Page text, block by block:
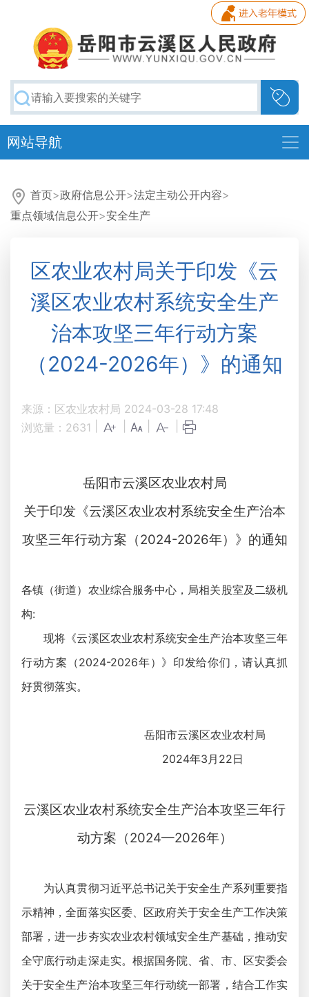
网站导航
首页>政府信息公开>法定主动公开内容>
重点领域信息公开>安全生产
区农业农村局关于印发《云
溪区农业农村系统安全生产
治本攻坚三年行动方案
（2024-2026年）》的通知
来源：区农业农村局 2024-03-28 17:48
浏览量： 2631
岳阳市云溪区农业农村局
关于印发《云溪区农业农村系统安全生产治本
攻坚三年行动方案（2024-2026年）》的通知
各镇（街道）农业综合服务中心，局相关股室及二级机
构:
现将《云溪区农业农村系统安全生产治本攻坚三年
行动方案（2024-2026年）》印发给你们，请认真抓
好贯彻落实。
岳阳市云溪区农业农村局
2024年3月22日
云溪区农业农村系统安全生产治本攻坚三年行
动方案（2024—2026年）
为认真贯彻习近平总书记关于安全生产系列重要指
示精神，全面落实区委、区政府关于安全生产工作决策
部署，进一步夯实农业农村领域安全生产基础，推动安
全守底行动走深走实。根据国务院、省、市、区安委会
关于安全生产治本攻坚三年行动统一部署，结合工作实